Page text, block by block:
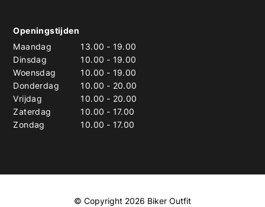
Openingstijden
Maandag
13.00 - 19.00
Dinsdag
10.00 - 19.00
Woensdag
10.00 - 19.00
Donderdag
10.00 - 20.00
Vrijdag
10.00 - 20.00
Zaterdag
10.00 - 17.00
Zondag
10.00 - 17.00
© Copyright 2026 Biker Outfit